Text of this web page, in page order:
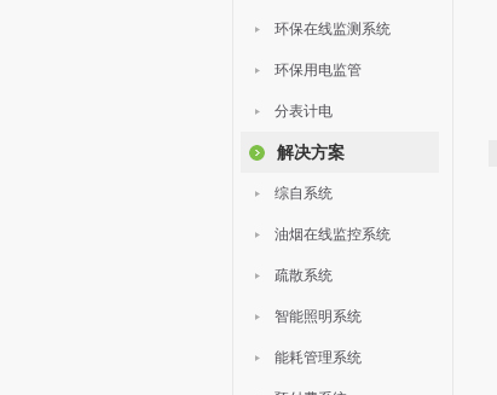
环保在线监测系统
环保用电监管
分表计电
解决方案
综自系统
油烟在线监控系统
疏散系统
智能照明系统
能耗管理系统